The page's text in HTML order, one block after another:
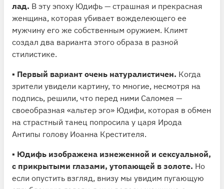
лад. В эту эпоху Юдифь — страшная и прекрасная
женщина, которая убивает вожделеющего ее
мужчину его же собственным оружием. Климт
создал два варианта этого образа в разной
стилистике.
▪️ Первый вариант очень натуралистичен. Когда
зрители увидели картину, то многие, несмотря на
подпись, решили, что перед ними Саломея —
своеобразная «альтер эго» Юдифи, которая в обмен
на страстный танец попросила у царя Ирода
Антипы голову Иоанна Крестителя.
▪️ Юдифь изображена изнеженной и сексуальной,
с прикрытыми глазами, утопающей в золоте. Но
если опустить взгляд, внизу мы увидим пугающую